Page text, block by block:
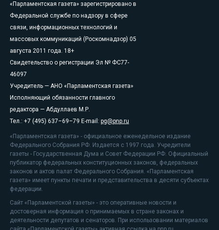
«Парламентская газета» зарегистрировано в
Федеральной службе по надзору в сфере
связи, информационных технологий и
массовых коммуникаций (Роскомнадзор) 05
августа 2011 года. 18+
Свидетельство о регистрации Эл № ФС77-
46097
Учредитель — АНО «Парламентская газета»
Исполняющий обязанности главного
редактора — Абдуллаев М.Р.
Тел.: +7 (495) 637–69–79 E-mail: pg@pnp.ru
«Парламентская газета» - официальное еженедельное издание
Федерального Собрания РФ. Издается с 1997 года. Учредители
газеты - Государственная Дума и Совет Федерации РФ. Официальный
публикатор федеральных конституционных законов, федеральных
законов и актов палат Федерального Собрания. «Парламентская
газета» имеет пункты печати и представительства в десяти субъектах
федерации.
Сайт «Парламентской газеты» - это оперативные новости и
достоверная информация о принимаемых в стране законах и
деятельности депутатов и сенаторов. При использовании материалов